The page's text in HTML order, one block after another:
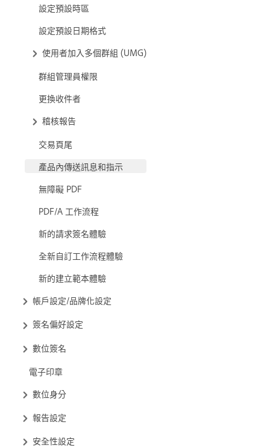
設定預設時區
設定預設日期格式
使用者加入多個群組 (UMG)
群組管理員權限
更換收件者
稽核報告
交易頁尾
產品內傳送訊息和指示
無障礙 PDF
PDF/A 工作流程
新的請求簽名體驗
全新自訂工作流程體驗
新的建立範本體驗
帳戶設定/品牌化設定
簽名偏好設定
數位簽名
電子印章
數位身分
報告設定
安全性設定